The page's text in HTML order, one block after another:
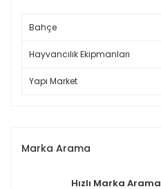
Bahçe
Hayvancılık Ekipmanları
Yapı Market
Marka Arama
Hızlı Marka Arama